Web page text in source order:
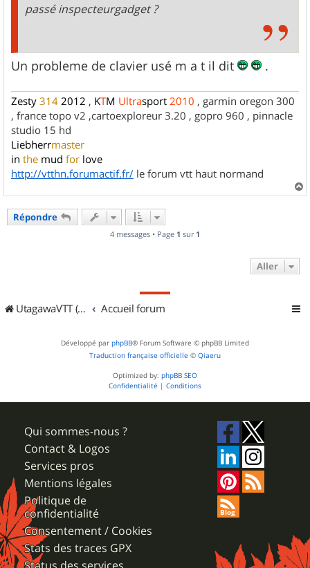
passé inspecteurgadget ?
Un probleme de clavier usé m a t il dit .
Zesty 314 2012 , KTM Ultrasport 2010 , garmin oregon 300
, france topo v2 ,cartoexploreur 3.20 , gopro 960 , pinnacle
studio 15 hd
Liebherrmaster
in the mud for love
http://vtthn.forumactif.fr/ le forum vtt haut normand
a
Répondre
4 messages • Page 1 sur 1
Aller
UtagawaVTT (Randos VTT et VTTAE avec traces GPS) Accueil forum
Développé par phpBB® Forum Software © phpBB Limited
Traduction française officielle © Qiaeru
Optimized by: phpBB SEO
Confidentialité | Conditions
Qui sommes-nous ?
Contact & Logos
Services pros
Mentions légales
Politique de
confidentialité
Consentement / Cookies
Stats des traces GPX